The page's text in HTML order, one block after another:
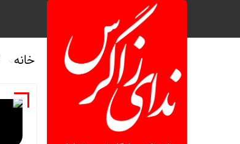
خانه